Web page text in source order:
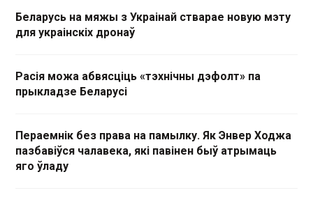
Беларусь на мяжы з Украінай стварае новую мэту
для украінскіх дронаў
Расія можа абвясціць «тэхнічны дэфолт» па
прыкладзе Беларусі
Пераемнік без права на памылку. Як Энвер Ходжа
пазбавіўся чалавека, які павінен быў атрымаць
яго ўладу